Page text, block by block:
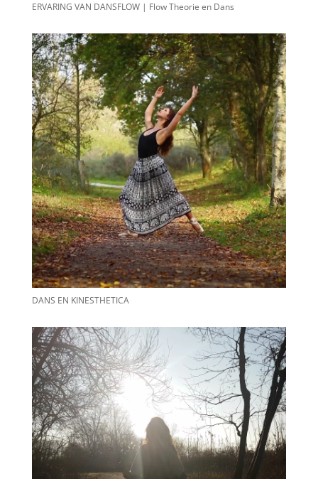
ERVARING VAN DANSFLOW | Flow Theorie en Dans
DANS EN KINESTHETICA